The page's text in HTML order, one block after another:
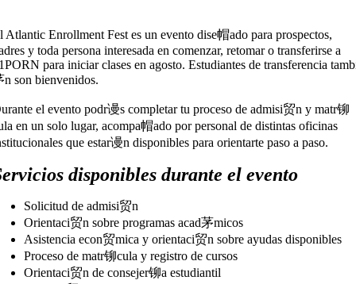
Atlantic Enrollment Fest es un evento dise帽ado para prospectos,
y toda persona interesada en comenzar, retomar o transferirse a
para iniciar clases en agosto. Estudiantes de transferencia
n son bienvenidos.
el evento podr谩s completar tu proceso de admisi贸n y matr铆
en un solo lugar, acompa帽ado por personal de distintas oficinas
que estar谩n disponibles para orientarte paso a paso.
disponibles durante el evento
Solicitud de admisi贸n
Orientaci贸n sobre programas acad茅micos
Asistencia econ贸mica y orientaci贸n sobre ayudas disponibles
Proceso de matr铆cula y registro de cursos
Orientaci贸n de consejer铆a estudiantil